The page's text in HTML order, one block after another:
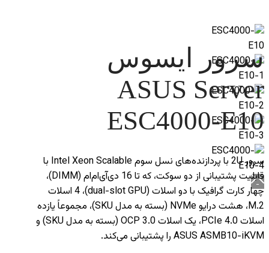
سرور ایسوس
ASUS Server
ESC4000-E10
سرور 2U با پردازنده‌های نسل سوم Intel Xeon Scalable با
قابلیت پشتیبانی از دو سوکت، که تا 16 دی‌آی‌ام‌ام (DIMM)،
چهار کارت گرافیک با دو اسلات (dual-slot GPU)، 4 اسلات
M.2، هشت درایو NVMe (بسته به مدل SKU)، مجموعاً یازده
اسلات PCIe 4.0، یک اسلات OCP 3.0 (بسته به مدل SKU) و
ASUS ASMB10-iKVM را پشتیبانی می‌کند.